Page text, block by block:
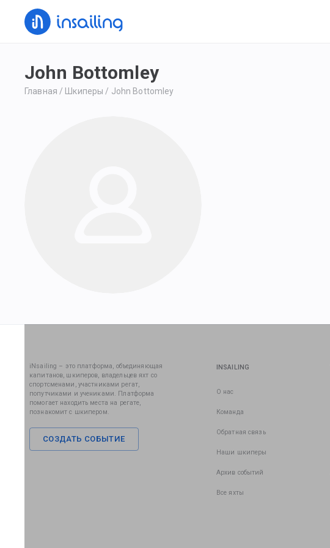
John Bottomley
Главная / Шкиперы / John Bottomley
iNsailing – это платформа, объединяющая
капитанов, шкиперов, владельцев яхт со
спортсменами, участниками регат,
попутчиками и учениками. Платформа
помогает находить места на регате,
познакомит с шкипером.
СОЗДАТЬ СОБЫТИЕ
INSAILING
О нас
Команда
Обратная связь
Наши шкиперы
Архив событий
Все яхты